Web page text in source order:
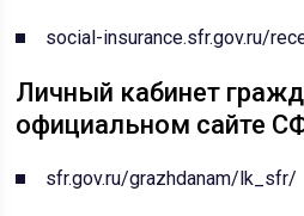
social-insurance.sfr.gov.ru/
Личный кабинет
официальном сайте
sfr.gov.ru/grazhdanam/lk_sfr/